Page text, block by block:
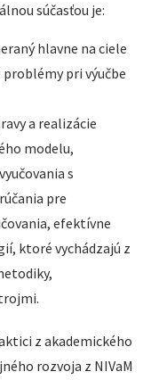
súčasťou je:
hlavne na ciele
pri výučbe
a realizácie
modelu,
s
pre
efektívne
ktoré vychádzajú z
z akademického
rozvoja z NIVaM